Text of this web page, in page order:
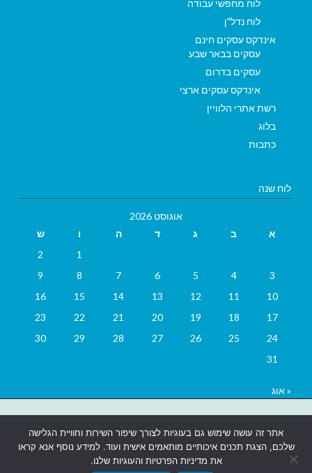
אתר זה עושה שימוש גם בעוגיות לצורך שיפור השירות וחוויית הגלישה
שלכם, הצגת תכנים איכותיים מותאמים אישית ועוד. למידע נוסף אנא קראו
את מדיניות הפרטיות והעוגיות שלנו.
לוח מחפשי עבודה
לוח נדל"ן
אינדקס עסקים חינם
עסקים בבאר שבע
עסקים בדרום
אינדקס עסקים ארצי
רשת אתרי הלוויין
בלוג
כתבות
לוח שנה
אוגוסט 2026
א
ב ג ד ה ו
ש
1
2
3
4
5
6
7
8
9
10
11
12
13
14
15
16
17
18
19
20
21
22
23
24
25
26
27
28
29
30
31
« אוג
אתרים בבאר שבע|